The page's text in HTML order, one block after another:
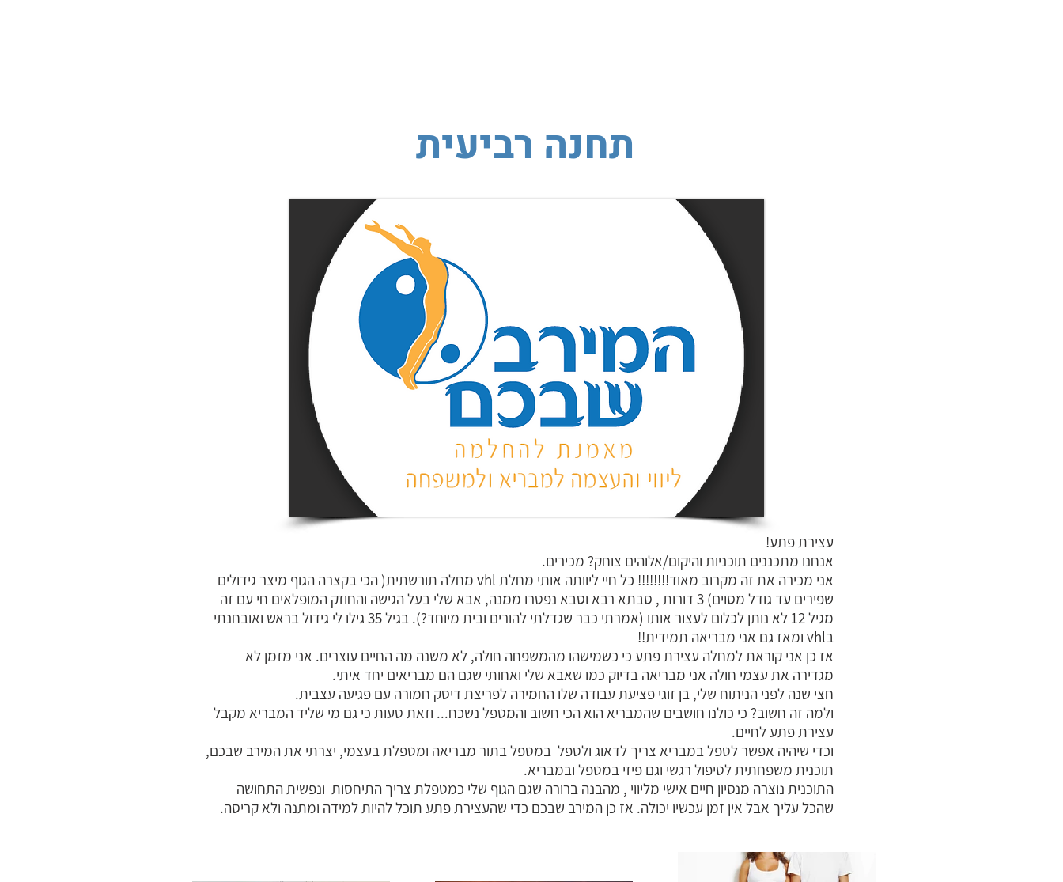
תחנה רביעית
עצירת פתע!
אנחנו מתכננים תוכניות והיקום/אלוהים צוחק? מכירים.
אני מכירה את זה מקרוב מאוד!!!!!!!! כל חיי ליוותה אותי מחלת vhl מחלה תורשתית( הכי בקצרה הגוף מיצר גידולים
שפירים עד גודל מסוים) 3 דורות , סבתא רבא וסבא נפטרו ממנה, אבא שלי בעל הגישה והחוזק המופלאים חי עם זה
מגיל 12 לא נותן לכלום לעצור אותו (אמרתי כבר שגדלתי להורים ובית מיוחד?). בגיל 35 גילו לי גידול בראש ואובחנתי
בvhl ומאז גם אני מבריאה תמידית!!
אז כן אני קוראת למחלה עצירת פתע כי כשמישהו מהמשפחה חולה, לא משנה מה החיים עוצרים. אני מזמן לא
מגדירה את עצמי חולה אני מבריאה בדיוק כמו שאבא שלי ואחותי שגם הם מבריאים יחד איתי.
חצי שנה לפני הניתוח שלי, בן זוגי פציעת עבודה שלו החמירה לפריצת דיסק חמורה עם פגיעה עצבית.
ולמה זה חשוב? כי כולנו חושבים שהמבריא הוא הכי חשוב והמטפל נשכח... וזאת טעות כי גם מי שליד המבריא מקבל
עצירת פתע לחיים.
וכדי שיהיה אפשר לטפל במבריא צריך לדאוג ולטפל במטפל בתור מבריאה ומטפלת בעצמי, יצרתי את המירב שבכם,
תוכנית משפחתית לטיפול רגשי וגם פיזי במטפל ובמבריא.
התוכנית נוצרה מנסיון חיים אישי מליווי , מהבנה ברורה שגם הגוף שלי כמטפלת צריך התיחסות ונפשית התחושה
שהכל עליך אבל אין זמן עכשיו יכולה. אז כן המירב שבכם כדי שהעצירת פתע תוכל להיות למידה ומתנה ולא קריסה.